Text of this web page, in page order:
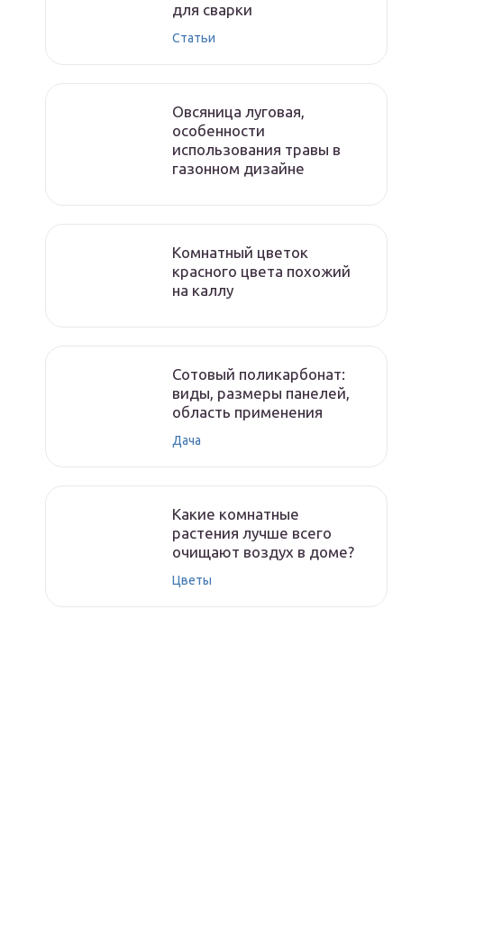
для сварки
Статьи
Овсяница луговая,
особенности
использования травы в
газонном дизайне
Комнатный цветок
красного цвета похожий
на каллу
Сотовый поликарбонат:
виды, размеры панелей,
область применения
Дача
Какие комнатные
растения лучше всего
очищают воздух в доме?
Цветы